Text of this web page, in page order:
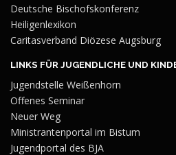
Deutsche Bischofskonferenz
Heiligenlexikon
Caritasverband Diözese Augsburg
LINKS FÜR JUGENDLICHE UND
Jugendstelle Weißenhorn
Offenes Seminar
Neuer Weg
Ministrantenportal im Bistum
Jugendportal des BJA